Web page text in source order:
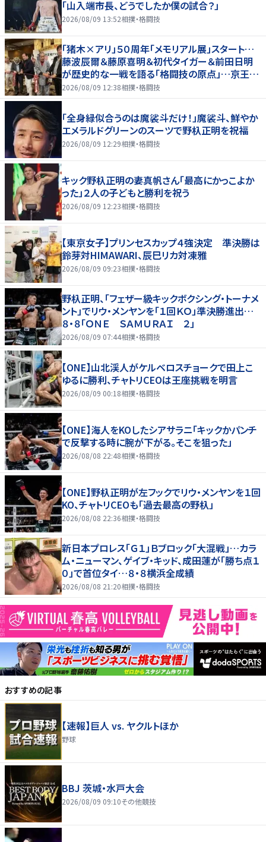
「山入端市長、どうでしたか僕の試合？」
2026/08/09 13:52相撲・格闘技
「猪木×アリ」５０周年「メモリアル展」スタート…
藤波辰爾＆藤原喜明＆初代タイガー＆前田日明
が歴史的な一戦を語る「格闘技の原点」…京王プ
ラザホテルで３１日まで
2026/08/09 12:38相撲・格闘技
「全身緑似合うのは魔裟斗だけ！」魔裟斗、鮮やか
エメラルドグリーンのスーツで野杁正明を祝福
2026/08/09 12:29相撲・格闘技
キック野杁正明の妻真帆さん「最高にかっこよか
った」２人の子どもと勝利を祝う
2026/08/09 12:23相撲・格闘技
【東京女子】プリンセスカップ４強決定 準決勝は
鈴芽対HIMAWARI、辰巳リカ対凍雅
2026/08/09 09:23相撲・格闘技
野杁正明、「フェザー級キックボクシング・トーナメ
ント」でリウ・メンヤンを「１回ＫＯ」準決勝進出…
８・８「ＯＮＥ ＳＡＭＵＲＡＩ ２」
2026/08/09 07:44相撲・格闘技
【ONE】山北渓人がケルベロスチョークで田上こ
ゆるに勝利、チャトリCEOは王座挑戦を明言
2026/08/09 00:18相撲・格闘技
【ONE】海人をKOしたシアサラニ「キックかパンチ
で反撃する時に腕が下がる。そこを狙った」
2026/08/08 22:48相撲・格闘技
【ONE】野杁正明が左フックでリウ・メンヤンを１回
KO、チャトリCEOも「過去最高の野杁」
2026/08/08 22:36相撲・格闘技
新日本プロレス「Ｇ１」Ｂブロック「大混戦」…カラ
ム・ニューマン、ゲイブ・キッド、成田蓮が「勝ち点１
０」で首位タイ…８・８横浜全成績
2026/08/08 21:20相撲・格闘技
おすすめの記事
【速報】巨人 vs. ヤクルトほか
野球
BBJ 茨城・水戸大会
2026/08/09 09:10その他競技